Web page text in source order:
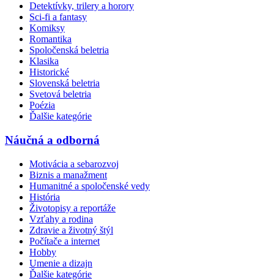
Detektívky, trilery a horory
Sci-fi a fantasy
Komiksy
Romantika
Spoločenská beletria
Klasika
Historické
Slovenská beletria
Svetová beletria
Poézia
Ďalšie kategórie
Náučná a odborná
Motivácia a sebarozvoj
Biznis a manažment
Humanitné a spoločenské vedy
História
Životopisy a reportáže
Vzťahy a rodina
Zdravie a životný štýl
Počítače a internet
Hobby
Umenie a dizajn
Ďalšie kategórie